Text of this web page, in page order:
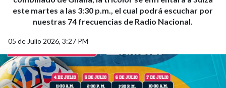
este martes a las 3:30 p.m., el cual podrá escuchar por
nuestras 74 frecuencias de Radio Nacional.
05 de Julio 2026, 3:27 PM